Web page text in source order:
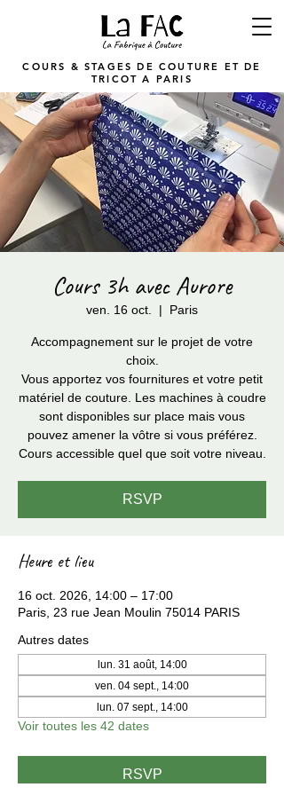
COURS & STAGES DE COUTURE ET DE
TRICOT A PARIS
Cours 3h avec Aurore
ven. 16 oct.
  |
Paris
Accompagnement sur le projet de votre
choix.
Vous apportez vos fournitures et votre petit
matériel de couture. Les machines à coudre
sont disponibles sur place mais vous
pouvez amener la vôtre si vous préférez.
Cours accessible quel que soit votre niveau.
RSVP
Heure et lieu
16 oct. 2026, 14:00 – 17:00
Paris, 23 rue Jean Moulin 75014 PARIS
Autres dates
lun. 31 août, 14:00
ven. 04 sept., 14:00
lun. 07 sept., 14:00
Voir toutes les 42 dates
RSVP